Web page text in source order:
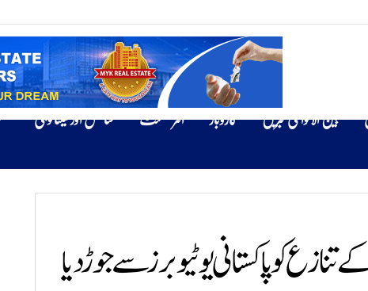
بین الاقوامی خبریں کاروبار انٹرٹینمنٹ سائنس اور ٹیکنالوجی
کو پاکستانی یوٹیوبرز سے جوڑ دیا